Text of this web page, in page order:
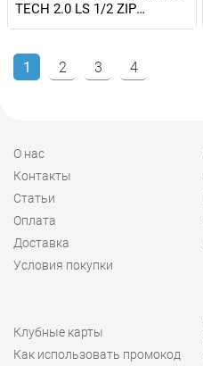
TECH 2.0 LS 1/2 ZIP
мужская
1 2 3 4
О нас
Контакты
Статьи
Оплата
Доставка
Условия покупки
Клубные карты
Как использовать промокод